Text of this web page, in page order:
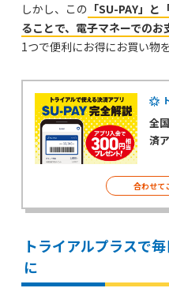
しかし、この 「SU-PAY」
ることで、電子マネーでのお
1つで便利にお得にお買い物
全
済
合わせて
トライアルプラスで
に